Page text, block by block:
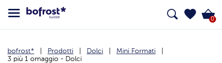
0
bofrost* Prodotti Dolci
Mini Formati
3 più 1 omaggio - Dolci